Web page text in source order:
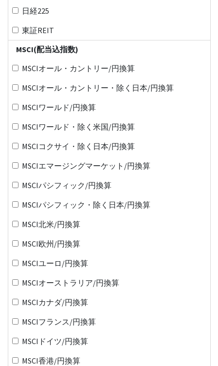
日経225
東証REIT
MSCI(配当込指数)
MSCIオール・カントリー/円換算
MSCIオール・カントリー・除く日本/円換算
MSCIワールド/円換算
MSCIワールド・除く米国/円換算
MSCIコクサイ・除く日本/円換算
MSCIエマージングマーケット/円換算
MSCIパシフィック/円換算
MSCIパシフィック・除く日本/円換算
MSCI北米/円換算
MSCI欧州/円換算
MSCIユーロ/円換算
MSCIオーストラリア/円換算
MSCIカナダ/円換算
MSCIフランス/円換算
MSCIドイツ/円換算
MSCI香港/円換算